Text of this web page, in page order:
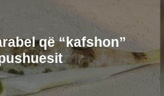
që “kafshon”